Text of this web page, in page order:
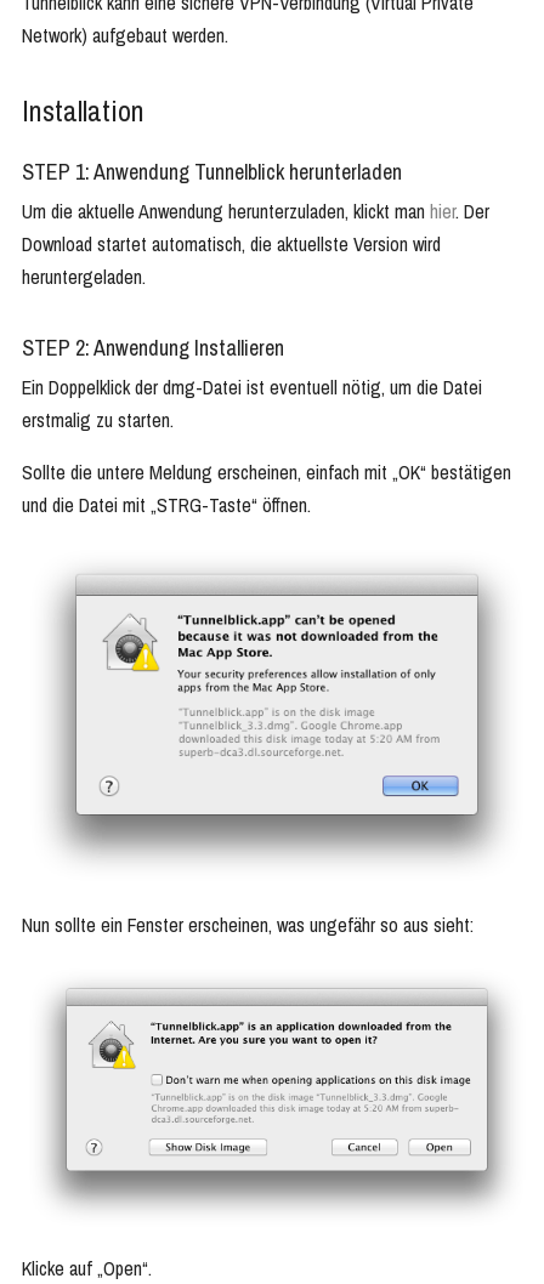
Network) aufgebaut werden.
Installation
STEP 1: Anwendung Tunnelblick herunterladen
Um die aktuelle Anwendung herunterzuladen, klickt man hier. Der
Download startet automatisch, die aktuellste Version wird
heruntergeladen.
STEP 2: Anwendung Installieren
Ein Doppelklick der dmg-Datei ist eventuell nötig, um die Datei
erstmalig zu starten.
Sollte die untere Meldung erscheinen, einfach mit „OK“ bestätigen
und die Datei mit „STRG-Taste“ öffnen.
Nun sollte ein Fenster erscheinen, was ungefähr so aus sieht:
Klicke auf „Open“.